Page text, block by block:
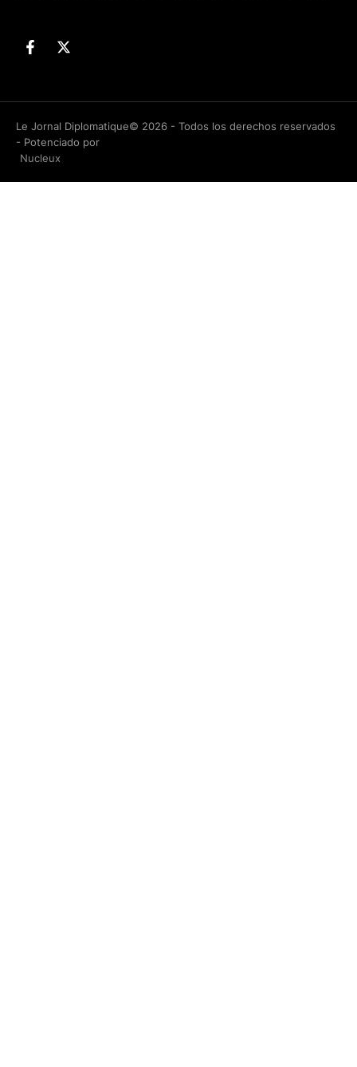
Le Jornal Diplomatique© 2026 - Todos los derechos reservados
- Potenciado por
Nucleux